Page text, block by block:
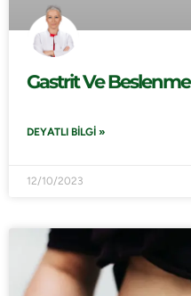
Gastrit Ve Beslenme
DEYATLI BILGI »
12/10/2023